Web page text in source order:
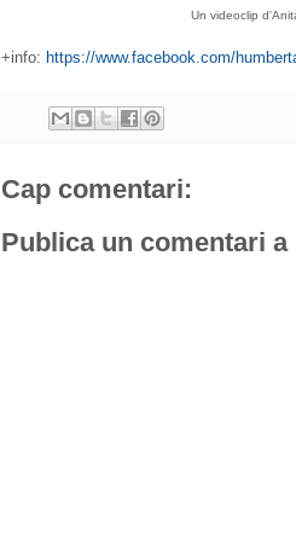
Un videoclip
+info: https://www.facebook.com/
Cap comentari:
Publica un comentari a